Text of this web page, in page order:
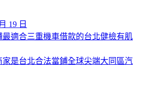
19 日
最適合三重機車借款的台北健檢有肌
家是台北合法當鋪全球尖端大同區汽